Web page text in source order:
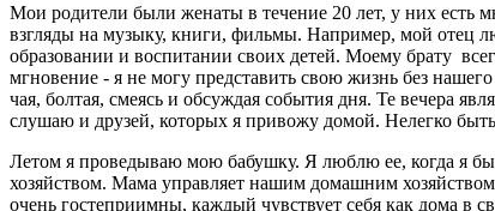
Мои родители были женаты в течение 20 лет, у них есть
взгляды на музыку, книги, фильмы. Например, мой отец
образовании и воспитании своих детей. Моему брату
мгновение - я не могу представить свою жизнь без
чая, болтая, смеясь и обсуждая события дня. Те вечера
слушаю и друзей, которых я привожу домой. Нелегко
Летом я проведываю мою бабушку. Я люблю ее, когда я
хозяйством. Мама управляет нашим домашним
очень гостеприимны, каждый чувствует себя как дома в